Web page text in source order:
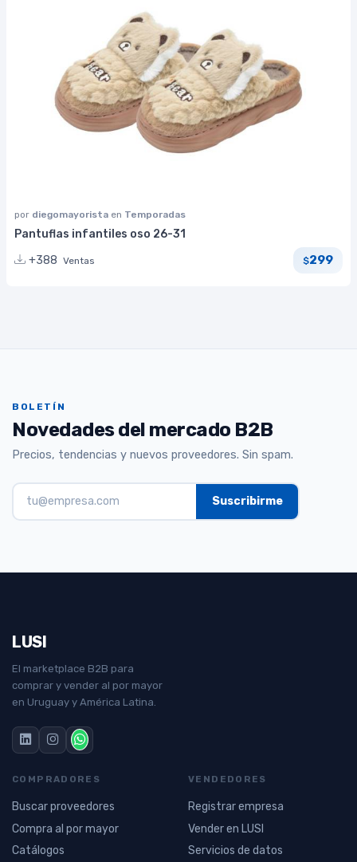
por diegomayorista en Temporadas
Pantuflas infantiles oso 26-31
+388 Ventas $299
BOLETÍN
Novedades del mercado B2B
Precios, tendencias y nuevos proveedores. Sin spam.
LUSI
El marketplace B2B para
comprar y vender al por mayor
en Uruguay y América Latina.
COMPRADORES
Buscar proveedores
Compra al por mayor
Catálogos
VENDEDORES
Registrar empresa
Vender en LUSI
Servicios de datos